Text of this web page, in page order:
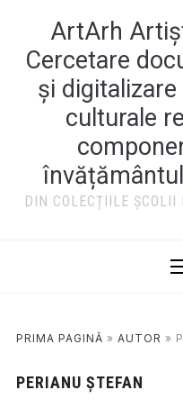
ArtArh
Cercetare
și
culturale
DIN COLECȚIILE ȘCOLII
PRIMA PAGINĂ » AUTOR »
PERIANU ȘTEFAN